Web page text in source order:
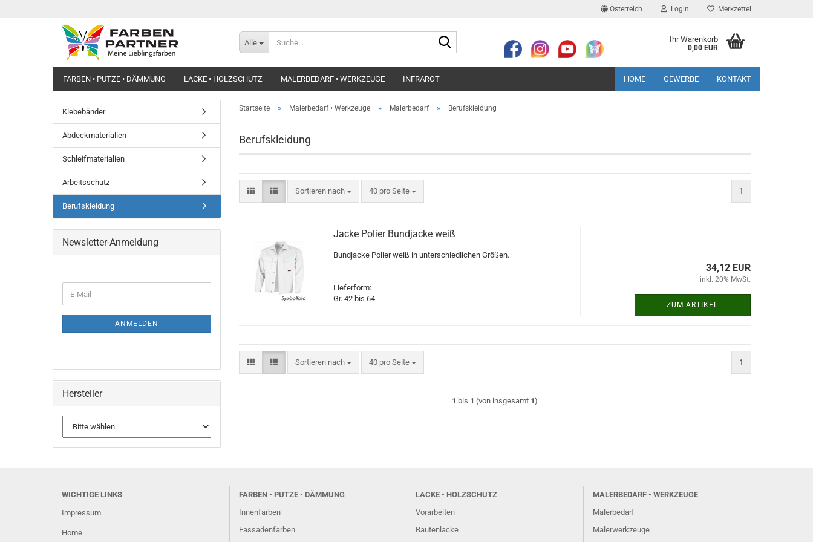
Österreich Login Merkzettel
Alle Ihr Warenkorb
0,00 EUR
FARBEN • PUTZE • DÄMMUNG LACKE • HOLZSCHUTZ MALERBEDARF • WERKZEUGE INFRAROT HOME GEWERBE KONTAKT
Startseite » Malerbedarf • Werkzeuge » Malerbedarf » Berufskleidung
Berufskleidung
Sortieren nach
Sortieren nach 40 pro Seite
pro Seite 1
Jacke Polier Bundjacke weiß
Bundjacke Polier weiß in unterschiedlichen Größen.
Lieferform:
Gr. 42 bis 64
34,12 EUR
inkl. 20% MwSt.
ZUM ARTIKEL
Sortieren nach
Sortieren nach 40 pro Seite
pro Seite 1
1 bis 1 (von insgesamt 1)
Klebebänder
Abdeckmaterialien
Schleifmaterialien
Arbeitsschutz
Berufskleidung
Newsletter-Anmeldung
ZUR
E-
Mail
ANMELDEN
Hersteller
WICHTIGE LINKS
Impressum
Home
FARBEN• PUTZE • DÄMMUNG
Innenfarben
Fassadenfarben
LACKE • HOLZSCHUTZ
Vorarbeiten
Bautenlacke
MALERBEDARF • WERKZEUGE
Malerbedarf
Malerwerkzeuge